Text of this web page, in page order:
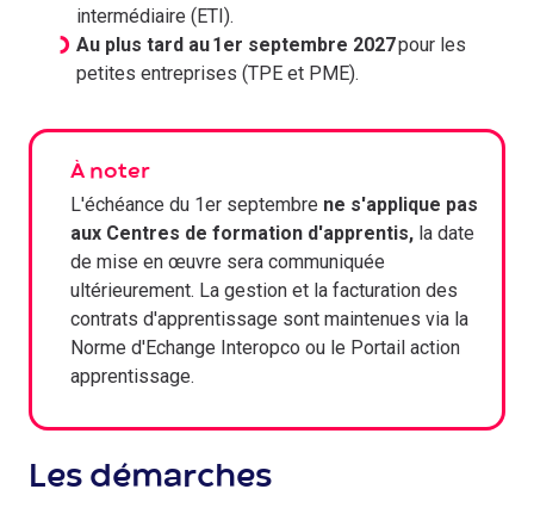
intermédiaire (ETI).
Au plus tard au 1er septembre 2027pour les
petites entreprises (TPE et PME).
À noter
L'échéance du 1er septembre ne s'applique pas
aux Centres de formation d'apprentis, la date
de mise en œuvre sera communiquée
ultérieurement. La gestion et la facturation des
contrats d'apprentissage sont maintenues via la
Norme d'Echange Interopco ou le Portail action
apprentissage.
Les démarches